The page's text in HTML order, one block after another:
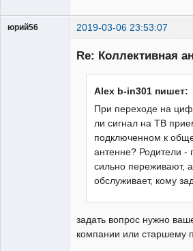
юрий56 2019-03-06 23:53:07
Re: Коллективная
Alex b-in301 пишет:
При переходе на
ли сигнал на ТВ
подключенном к
антенне? Родители -
сильно переживают,
обслуживает, кому
задать вопрос нужно
компании или старшему